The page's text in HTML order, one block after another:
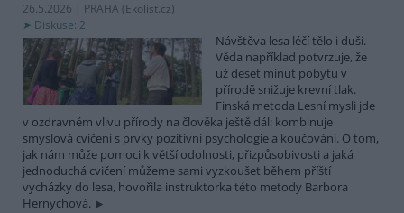
26.5.2026 | PRAHA (Ekolist.cz)
Diskuse: 2
Návštěva lesa léčí tělo i duši.
Věda například potvrzuje, že
už deset minut pobytu v
přírodě snižuje krevní tlak.
Finská metoda Lesní mysli jde
v ozdravném vlivu přírody na člověka ještě dál: kombinuje
smyslová cvičení s prvky pozitivní psychologie a koučování. O tom,
jak nám může pomoci k větší odolnosti, přizpůsobivosti a jaká
jednoduchá cvičení můžeme sami vyzkoušet během příští
vycházky do lesa, hovořila instruktorka této metody Barbora
Hernychová.